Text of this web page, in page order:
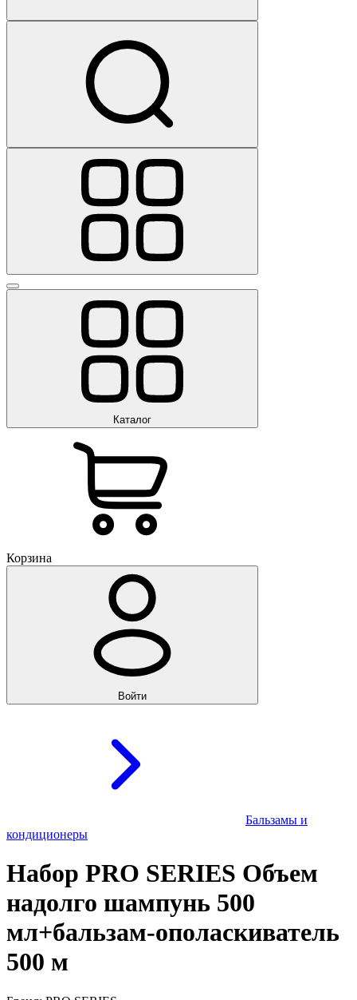
Каталог
Корзина
Войти
Бальзамы и
кондиционеры
Набор PRO SERIES Объем
надолго шампунь 500
мл+бальзам-ополаскиватель
500 м